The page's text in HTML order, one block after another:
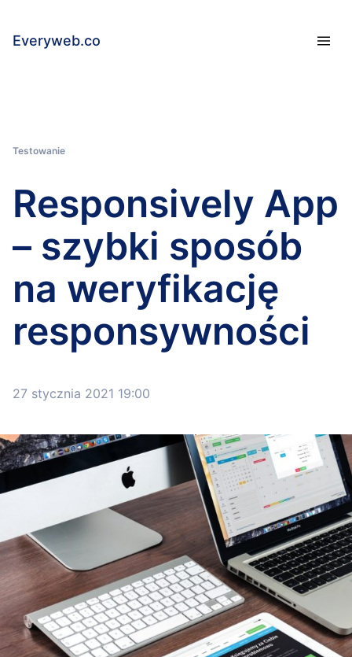
Everyweb.co
Testowanie
Responsively App
– szybki sposób
na weryfikację
responsywności
27 stycznia 2021 19:00